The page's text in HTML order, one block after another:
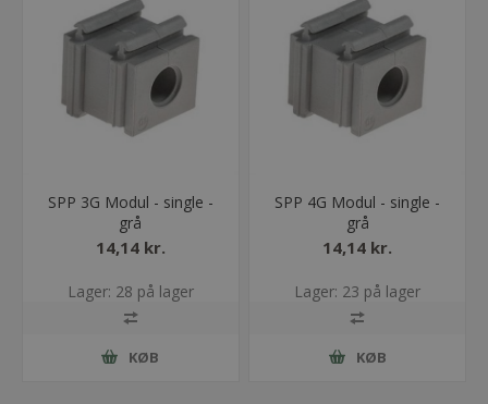
SPP 3G Modul - single -
grå
14,14 kr.
Lager: 28 på lager
KØB
SPP 4G Modul - single -
grå
14,14 kr.
Lager: 23 på lager
KØB